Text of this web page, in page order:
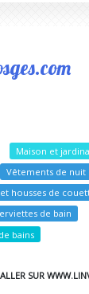
Maison et
Vêtements de nuit
housses de
de bain
bains
ALLER SUR